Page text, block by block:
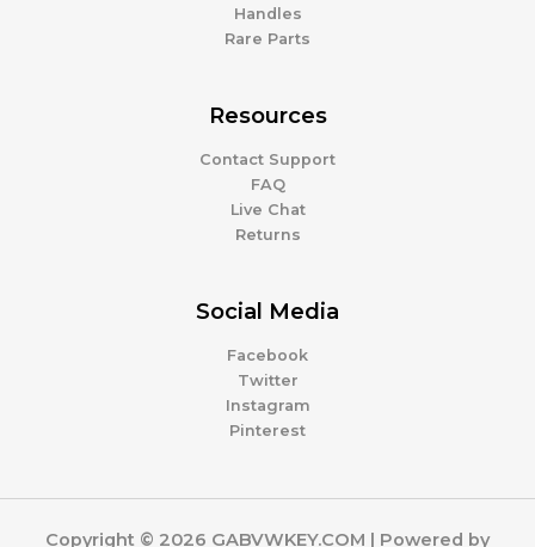
Handles
Rare Parts
Resources
Contact Support
FAQ
Live Chat
Returns
Social Media
Facebook
Twitter
Instagram
Pinterest
Copyright © 2026 GABVWKEY.COM | Powered by